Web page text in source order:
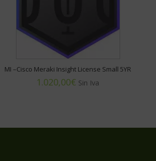
MI –Cisco Meraki Insight License Small 5YR
€